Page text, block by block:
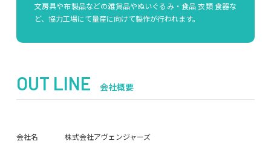
文房具や布製品などの雑貨品やぬいぐるみ・食品 衣類 食器な
ど、協力工場にて量産に向けて製作が行われます。
OUT LINE 会社概要
会社名 株式会社アヴェンジャーズ